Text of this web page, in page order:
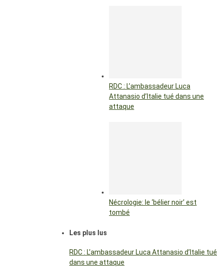
RDC : L’ambassadeur Luca
Attanasio d’Italie tué dans une
attaque
Nécrologie: le ‘bélier noir’ est
tombé
Les plus lus
RDC : L’ambassadeur Luca Attanasio d’Italie tué
dans une attaque